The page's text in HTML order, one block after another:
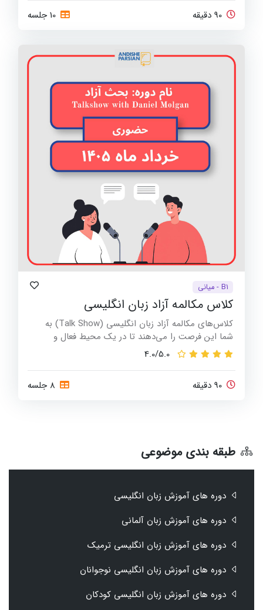
90 دقیقه 10 جلسه
B1 - میانی
کلاس مکالمه آزاد زبان انگلیسی
کلاس‌های مکالمه آزاد زبان انگلیسی (Talk Show) به
شما این فرصت را می‌دهند تا در یک محیط فعال و
تعاملی، از تجربیات گروهی و توانایی‌های شخصی خود
بهره‌برید
4.0/5.0
90 دقیقه 8 جلسه
طبقه بندی موضوعی
دوره های آموزش زبان انگلیسی
دوره های آموزش زبان آلمانی
دوره های آموزش زبان انگلیسی ترمیک
دوره های آموزش زبان انگلیسی نوجوانان
دوره های آموزش زبان انگلیسی کودکان